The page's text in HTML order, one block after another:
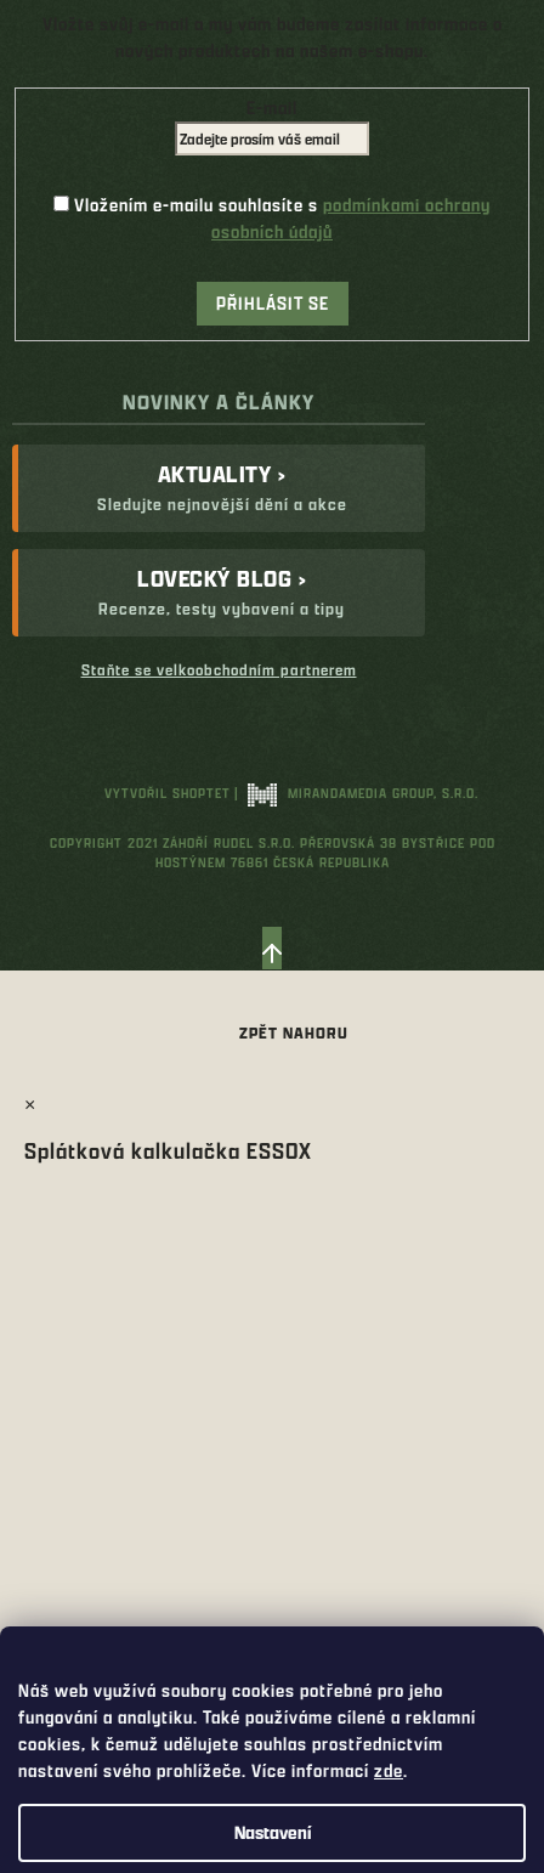
Náš web využívá soubory cookies potřebné pro jeho
fungování a analytiku. Také používáme cílené a reklamní
cookies, k čemuž udělujete souhlas prostřednictvím
nastavení svého prohlížeče. Více informacízde.
Nastavení
Vložením e-mailu souhlasíte s podmínkami ochrany
osobních údajů
PŘIHLÁSIT SE
NOVINKY A ČLÁNKY
AKTUALITY ›
Sledujte nejnovější dění a akce
LOVECKÝ BLOG ›
Recenze, testy vybavení a tipy
Staňte se velkoobchodním partnerem
VYTVOŘIL SHOPTET | MIRANDAMEDIA GROUP, S.R.O.
COPYRIGHT 2021 ZÁHOŘÍ RUDEL S.R.O. PŘEROVSKÁ 38 BYSTŘICE POD
HOSTÝNEM 76861 ČESKÁ REPUBLIKA
×
Splátková kalkulačka ESSOX